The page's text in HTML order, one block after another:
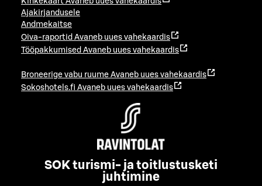
Ajakirjandusele
Andmekaitse
Oiva-raportid Avaneb uues vahekaardis
Tööpakkumised Avaneb uues vahekaardis
Broneerige vabu ruume Avaneb uues vahekaardis
Sokoshotels.fi Avaneb uues vahekaardis
SOK turismi- ja toitlustusketi
juhtimine